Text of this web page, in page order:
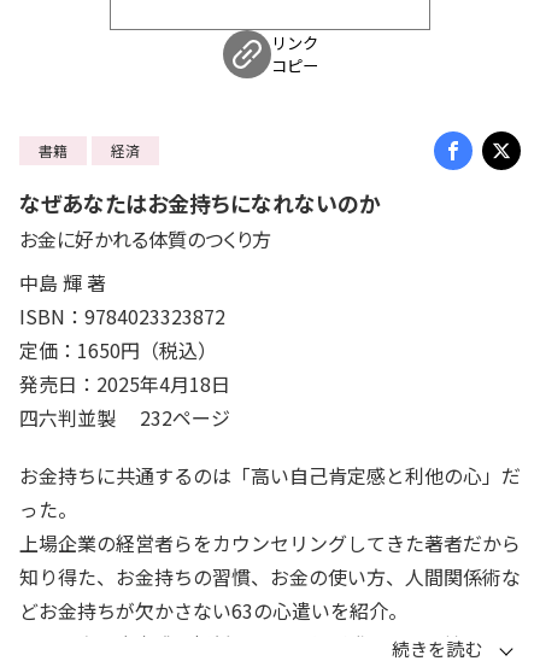
リンク
コピー
書籍 経済
なぜあなたはお金持ちになれないのか
お金に好かれる体質のつくり方
中島 輝 著
ISBN：9784023323872
定価：1650円（税込）
発売日：2025年4月18日
四六判並製 232ページ
お金持ちに共通するのは「高い自己肯定感と利他の心」だ
った。
上場企業の経営者らをカウンセリングしてきた著者だから
知り得た、お金持ちの習慣、お金の使い方、人間関係術な
どお金持ちが欠かさない63の心遣いを紹介。
お金と自己肯定感の好循環をつくれば誰でもお金持ちにな